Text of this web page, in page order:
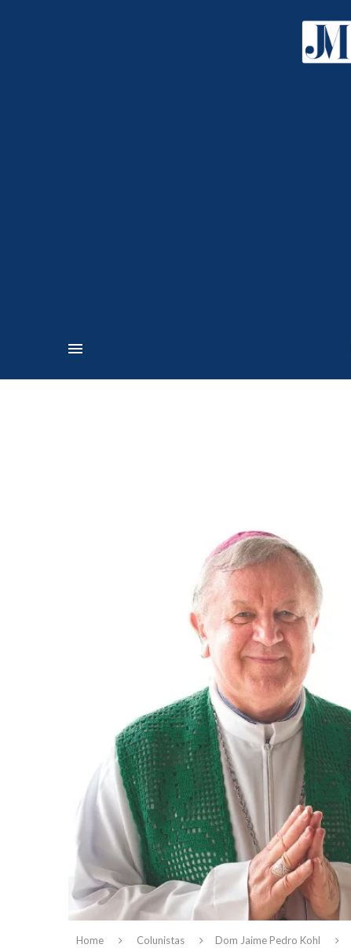
Home Colunistas Dom Jaime Pedro Kohl